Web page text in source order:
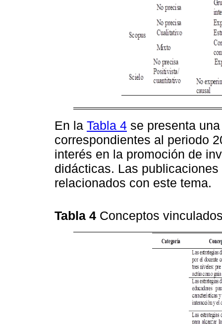
En la Tabla 4 se presenta
correspondientes al periodo
interés en la promoción de
didácticas. Las
relacionados con este tema.
Tabla 4 Conceptos